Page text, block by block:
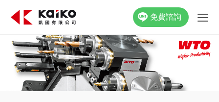
免費諮詢
關於凱國
產品資訊